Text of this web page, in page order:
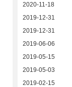
2020-11-18
2019-12-31
2019-12-31
2019-06-06
2019-05-15
2019-05-03
2019-02-15